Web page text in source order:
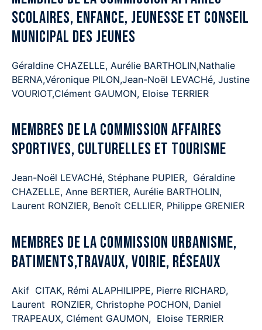
scolaires, Enfance, Jeunesse et Conseil
municipal des jeunes
Géraldine CHAZELLE, Aurélie BARTHOLIN,Nathalie
BERNA,Véronique PILON,Jean-Noël LEVACHé, Justine
VOURIOT,Clément GAUMON, Eloise TERRIER
Membres de la commission Affaires
Sportives, Culturelles et Tourisme
Jean-Noël LEVACHé, Stéphane PUPIER, Géraldine
CHAZELLE, Anne BERTIER, Aurélie BARTHOLIN,
Laurent RONZIER, Benoît CELLIER, Philippe GRENIER
Membres de la commission Urbanisme,
BATIMENTS,Travaux, Voirie, Réseaux
Akif CITAK, Rémi ALAPHILIPPE, Pierre RICHARD,
Laurent RONZIER, Christophe POCHON, Daniel
TRAPEAUX, Clément GAUMON, Eloise TERRIER